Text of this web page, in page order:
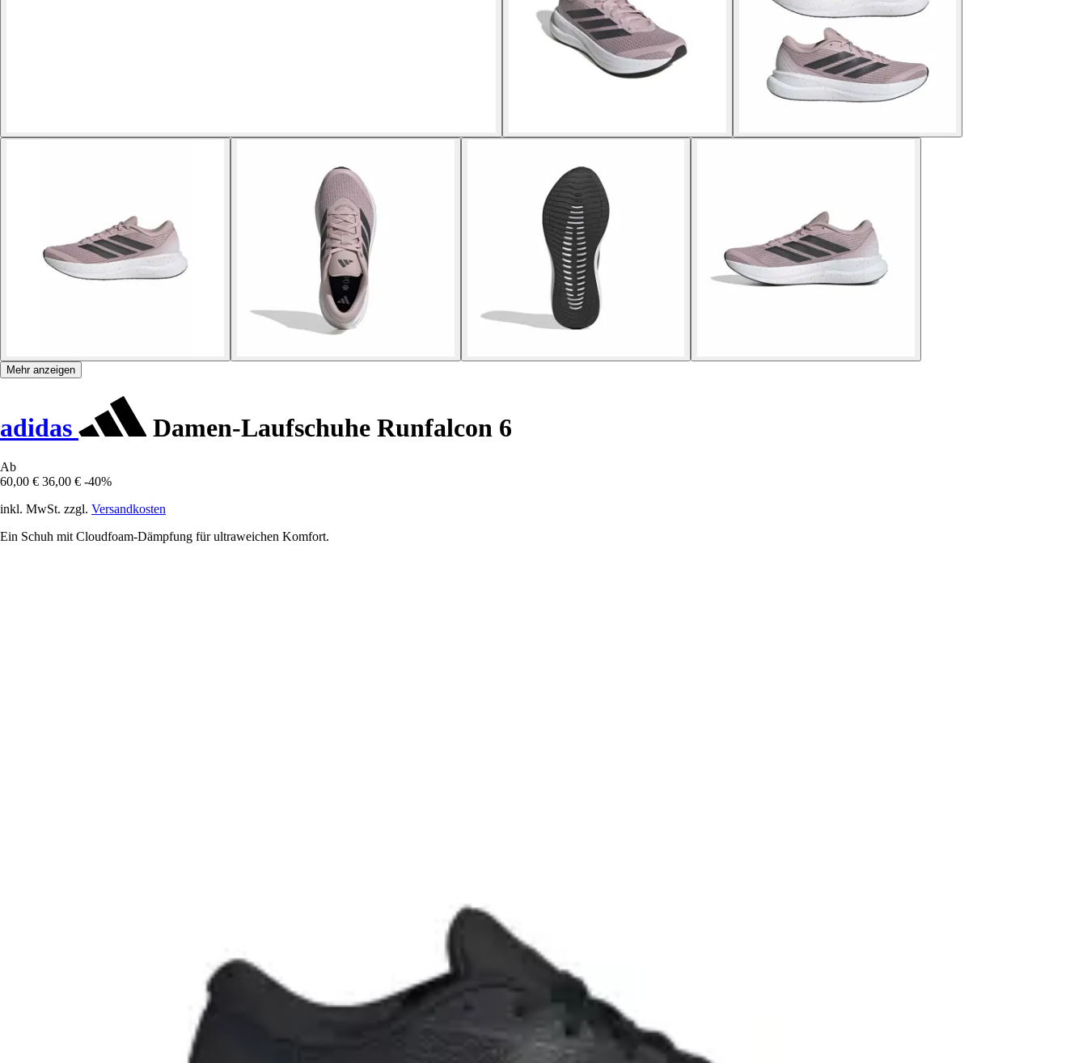
Mehr anzeigen
adidas Damen-Laufschuhe Runfalcon 6
Ab
60,00 € 36,00 € -40%
inkl. MwSt. zzgl. Versandkosten
Ein Schuh mit Cloudfoam-Dämpfung für ultraweichen Komfort.